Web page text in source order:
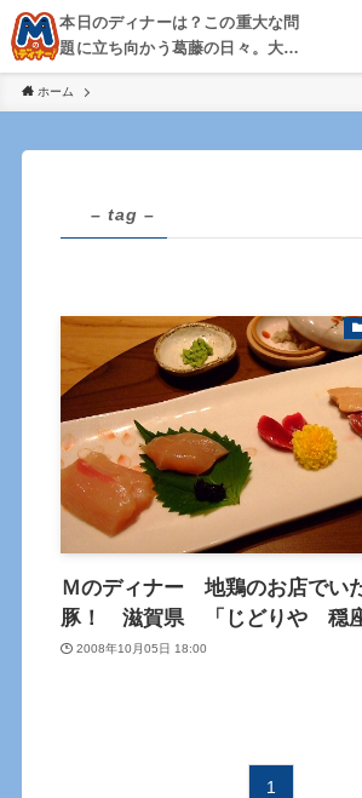
本日のディナーは？この重大な問
題に立ち向かう葛藤の日々。大
阪・京都・神戸を中心とした食べ
歩き、飲み歩きを綴る。
ホーム
– tag –
Ｍのディナー 地鶏のお店でい
豚！ 滋賀県 「じどりや 穏座
2008年10月05日 18:00
1